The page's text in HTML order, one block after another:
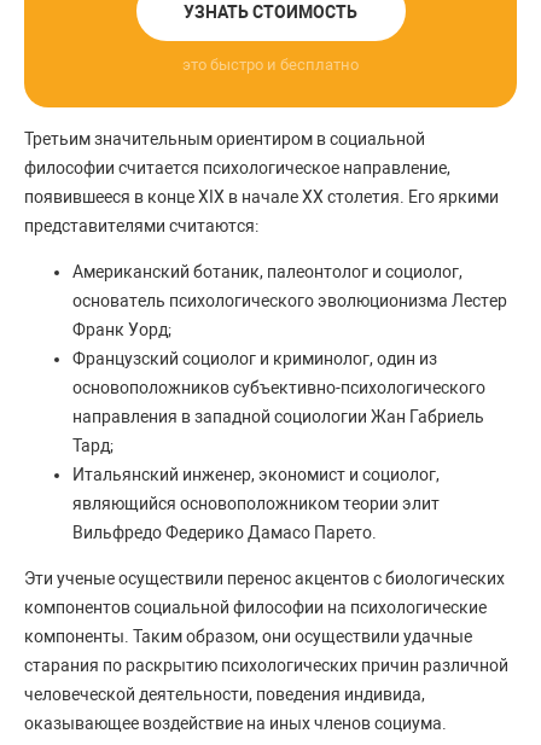
УЗНАТЬ СТОИМОСТЬ
это быстро и бесплатно
Третьим значительным ориентиром в социальной
философии считается психологическое направление,
появившееся в конце XIX в начале XX столетия. Его яркими
представителями считаются:
Американский ботаник, палеонтолог и социолог,
основатель психологического эволюционизма Лестер
Франк Уорд;
Французский социолог и криминолог, один из
основоположников субъективно-психологического
направления в западной социологии Жан Габриель
Тард;
Итальянский инженер, экономист и социолог,
являющийся основоположником теории элит
Вильфредо Федерико Дамасо Парето.
Эти ученые осуществили перенос акцентов с биологических
компонентов социальной философии на психологические
компоненты. Таким образом, они осуществили удачные
старания по раскрытию психологических причин различной
человеческой деятельности, поведения индивида,
оказывающее воздействие на иных членов социума.